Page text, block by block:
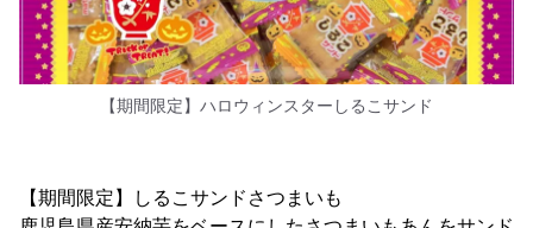
【期間限定】ハロウィンスターしるこサンド
【期間限定】しるこサンドさつまいも